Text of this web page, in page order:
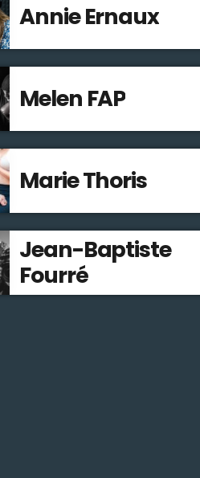
Annie Ernaux
Melen FAP
Marie Thoris
Jean-Baptiste
Fourré